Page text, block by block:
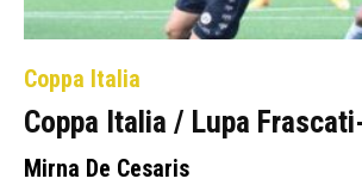
Coppa Italia
Coppa Italia / Lupa
Mirna De Cesaris